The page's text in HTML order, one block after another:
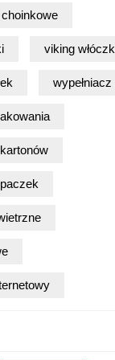
viking